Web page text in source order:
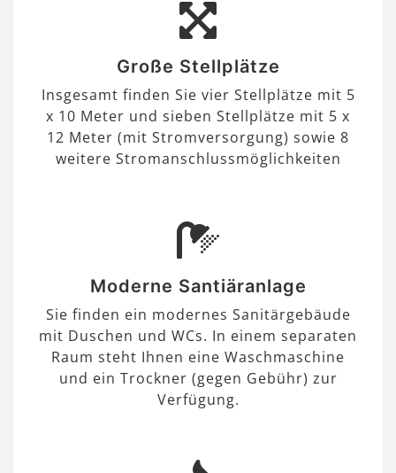
Große Stellplätze
Insgesamt finden Sie vier Stellplätze mit 5
x 10 Meter und sieben Stellplätze mit 5 x
12 Meter (mit Stromversorgung) sowie 8
weitere Stromanschlussmöglichkeiten
Moderne Santiäranlage
Sie finden ein modernes Sanitärgebäude
mit Duschen und WCs. In einem separaten
Raum steht Ihnen eine Waschmaschine
und ein Trockner (gegen Gebühr) zur
Verfügung.